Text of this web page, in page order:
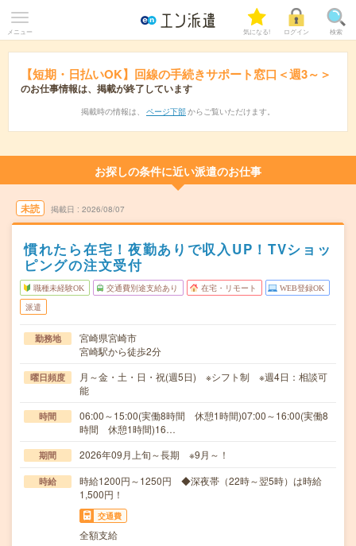
メニュー 気になる! ログイン 検索
【短期・日払いOK】回線の手続きサポート窓口＜週3～＞
のお仕事情報は、掲載が終了しています
掲載時の情報は、 ページ下部 からご覧いただけます。
お探しの条件に近い派遣のお仕事
未読 掲載日 2026/08/07
慣れたら在宅！夜勤ありで収入UP！TVショッ
ピングの注文受付
職種未経験OK 交通費別途支給あり 在宅・リモート WEB登録OK
派遣
勤務地
宮崎県宮崎市
宮崎駅から徒歩2分
曜日頻度
月～金・土・日・祝(週5日) ※シフト制 ※週4日：相談可
能
時間
06:00～15:00(実働8時間 休憩1時間)07:00～16:00(実働8
時間 休憩1時間)16…
期間 2026年09月上旬～長期 ※9月～！
時給
時給1200円～1250円 ◆深夜帯（22時～翌5時）は時給
1,500円！
交通費
全額支給